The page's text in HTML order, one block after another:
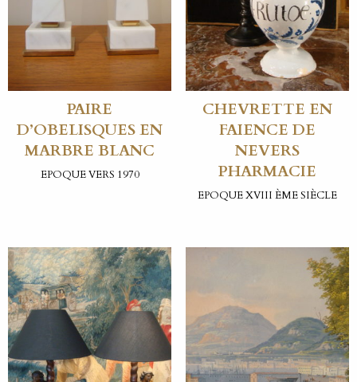
PAIRE
D’OBELISQUES EN
MARBRE BLANC
EPOQUE VERS 1970
CHEVRETTE EN
FAIENCE DE
NEVERS
PHARMACIE
EPOQUE XVIII ÈME SIÈCLE